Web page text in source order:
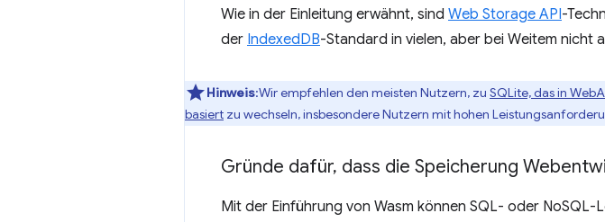
Wie in der Einleitung erwähnt, sind Web Storage API-
der IndexedDB-Standard in vielen, aber bei Weitem nicht
Hinweis:Wir empfehlen den meisten Nutzern, zu SQLite, das in
basiert zu wechseln, insbesondere Nutzern mit hohen
Gründe dafür, dass die Speicherung
Mit der Einführung von Wasm können SQL- oder